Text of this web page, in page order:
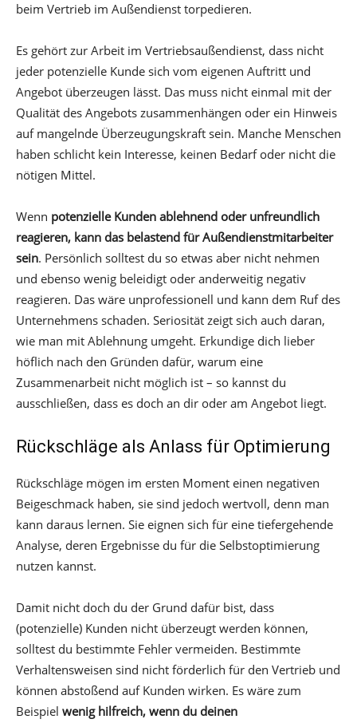
beim Vertrieb im Außendienst torpedieren.
Es gehört zur Arbeit im Vertriebsaußendienst, dass nicht
jeder potenzielle Kunde sich vom eigenen Auftritt und
Angebot überzeugen lässt. Das muss nicht einmal mit der
Qualität des Angebots zusammenhängen oder ein Hinweis
auf mangelnde Überzeugungskraft sein. Manche Menschen
haben schlicht kein Interesse, keinen Bedarf oder nicht die
nötigen Mittel.
Wenn potenzielle Kunden ablehnend oder unfreundlich
reagieren, kann das belastend für Außendienstmitarbeiter
sein. Persönlich solltest du so etwas aber nicht nehmen
und ebenso wenig beleidigt oder anderweitig negativ
reagieren. Das wäre unprofessionell und kann dem Ruf des
Unternehmens schaden. Seriosität zeigt sich auch daran,
wie man mit Ablehnung umgeht. Erkundige dich lieber
höflich nach den Gründen dafür, warum eine
Zusammenarbeit nicht möglich ist – so kannst du
ausschließen, dass es doch an dir oder am Angebot liegt.
Rückschläge als Anlass für Optimierung
Rückschläge mögen im ersten Moment einen negativen
Beigeschmack haben, sie sind jedoch wertvoll, denn man
kann daraus lernen. Sie eignen sich für eine tiefergehende
Analyse, deren Ergebnisse du für die Selbstoptimierung
nutzen kannst.
Damit nicht doch du der Grund dafür bist, dass
(potenzielle) Kunden nicht überzeugt werden können,
solltest du bestimmte Fehler vermeiden. Bestimmte
Verhaltensweisen sind nicht förderlich für den Vertrieb und
können abstoßend auf Kunden wirken. Es wäre zum
Beispiel wenig hilfreich, wenn du deinen